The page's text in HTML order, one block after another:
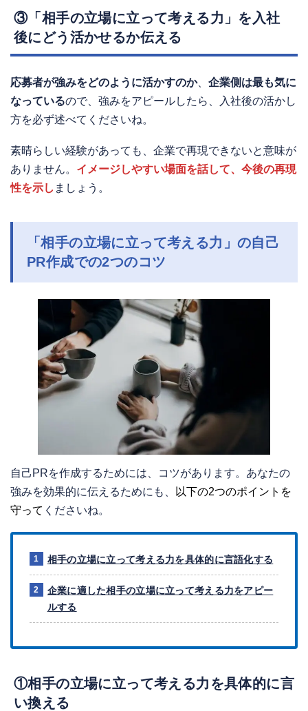
③「 相手の立場に立って考える力」 を入社
後にどう活かせるか伝える
応募者が強みをどのように活かすのか、 企業側は最も気に
なっているので、強みをアピールしたら、入社後の活かし
方を必ず述べてくださいね。
素晴らしい経験があっても、企業で再現できないと意味が
ありません。 イメージしやすい場面を話して、今後の再現
性を示し ましょう。
「相手の立場に立って考える力」の自己
PR作成での2つのコツ
自己PRを作成するためには、コツがあります。あなたの
強みを効果的に伝えるためにも、
以下の2つのポイントを
守って くださいね。
相手の立場に立って考える力を具体的に言語化する
企業に適した相手の立場に立って考える力をアピー
ルする
①相手の立場に立って考える力を具体的に言
い換える